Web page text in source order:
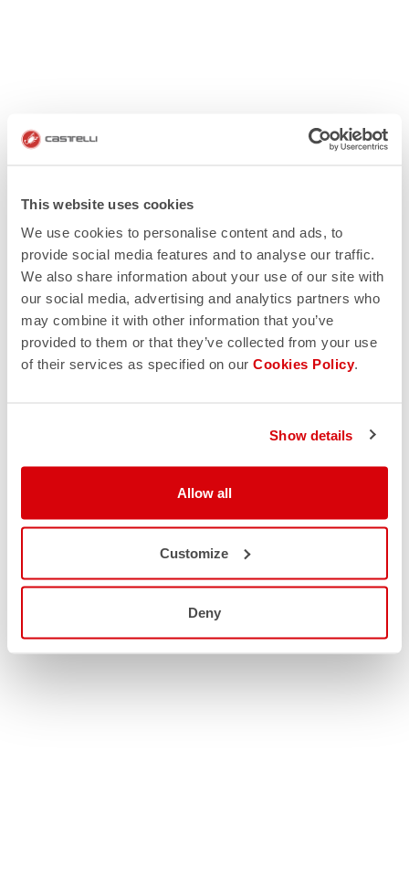
This website uses cookies
We use cookies to personalise content and ads, to
provide social media features and to analyse our traffic.
We also share information about your use of our site with
our social media, advertising and analytics partners who
may combine it with other information that you’ve
provided to them or that they’ve collected from your use
of their services as specified on our Cookies Policy.
Show details
Allow all
Customize
Deny